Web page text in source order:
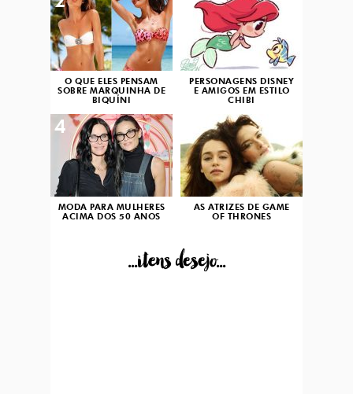
O QUE ELES PENSAM
SOBRE MARQUINHA DE
BIQUÍNI
PERSONAGENS DISNEY
E AMIGOS EM ESTILO
CHIBI
MODA PARA MULHERES
ACIMA DOS 50 ANOS
4
AS ATRIZES DE GAME
OF THRONES
...itens desejo...